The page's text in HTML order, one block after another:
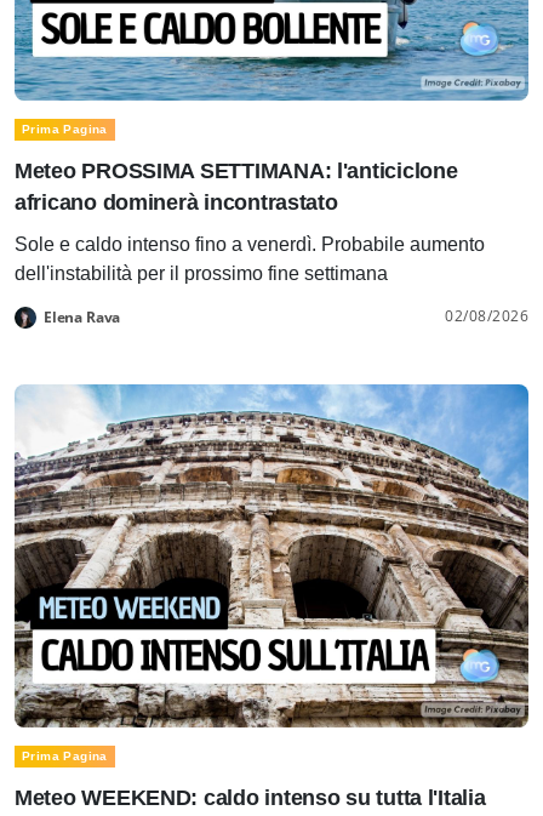
Prima Pagina
Meteo PROSSIMA SETTIMANA: l'anticiclone
africano dominerà incontrastato
Sole e caldo intenso fino a venerdì. Probabile aumento
dell'instabilità per il prossimo fine settimana
Elena Rava 02/08/2026
Prima Pagina
Meteo WEEKEND: caldo intenso su tutta l'Italia